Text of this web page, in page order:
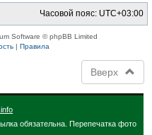
Часовой пояс: UTC+03:00
Software © phpBB Limited
| Правила
Вверх
обязательна. Перепечатка фото